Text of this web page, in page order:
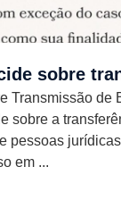
sobre
Transmissão de
sobre a
pessoas
em ...
Enviar